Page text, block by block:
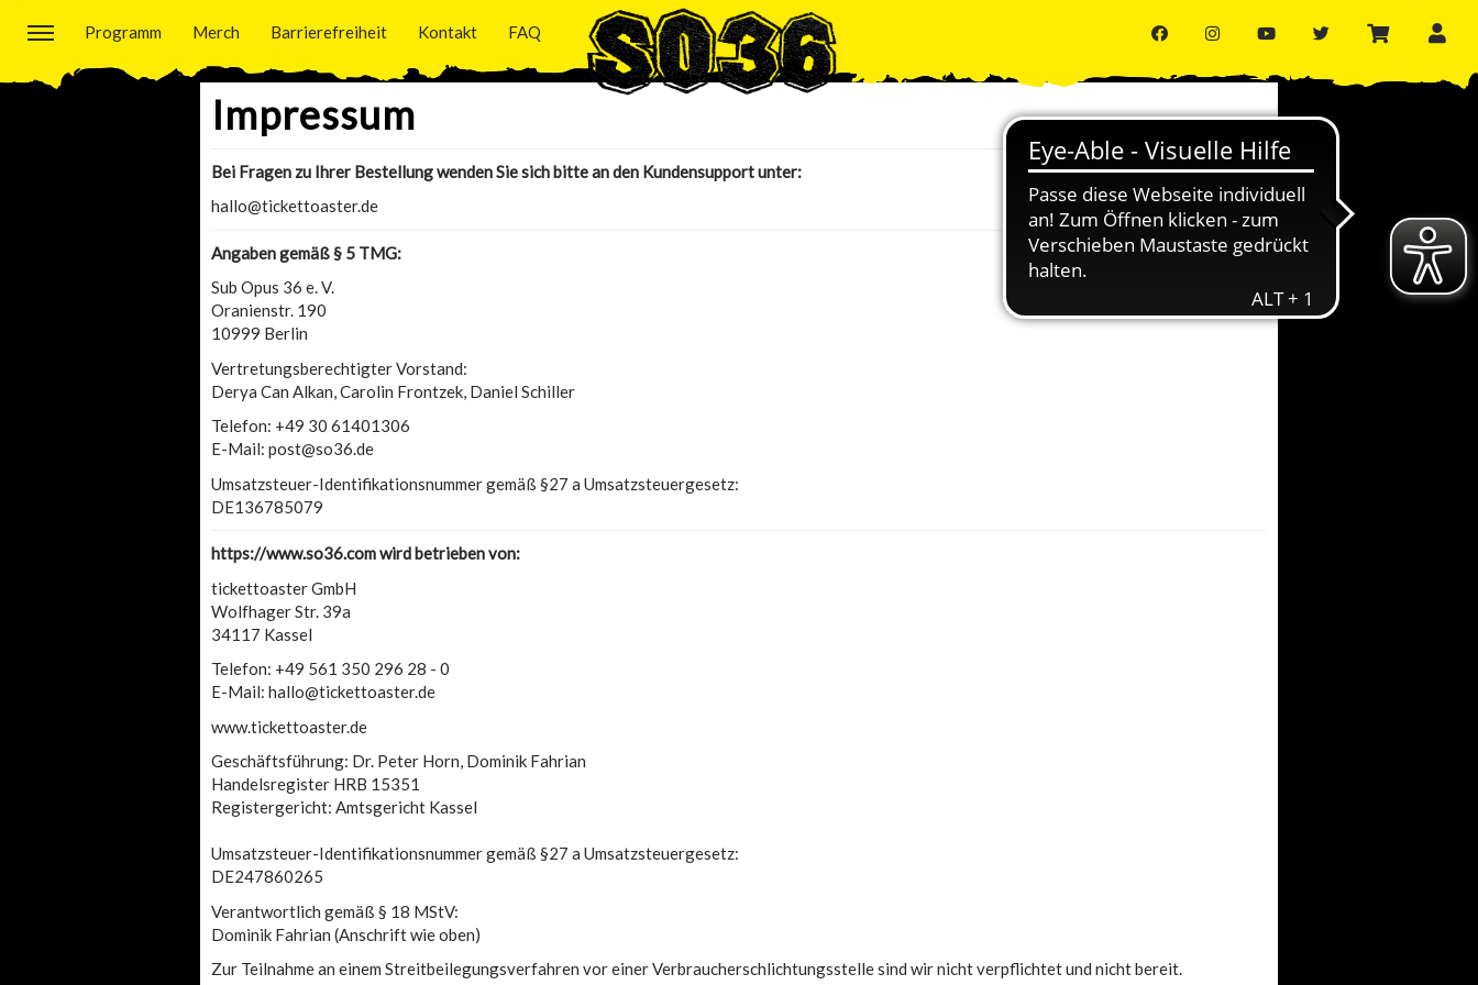
Programm Merch Barrierefreiheit Kontakt FAQ
Impressum
Bei Fragen zu Ihrer Bestellung wenden Sie sich bitte an den Kundensupport unter:
hallo@tickettoaster.de
Angaben gemäß § 5 TMG:
Sub Opus 36 e. V.
Oranienstr. 190
10999 Berlin
Vertretungsberechtigter Vorstand:
Derya Can Alkan, Carolin Frontzek, Daniel Schiller
Telefon: +49 30 61401306
E-Mail: post@so36.de
Umsatzsteuer-Identifikationsnummer gemäß §27 a Umsatzsteuergesetz:
DE136785079
https://www.so36.com wird betrieben von:
tickettoaster GmbH
Wolfhager Str. 39a
34117 Kassel
Telefon: +49 561 350 296 28 - 0
E-Mail: hallo@tickettoaster.de
www.tickettoaster.de
Geschäftsführung: Dr. Peter Horn, Dominik Fahrian
Handelsregister HRB 15351
Registergericht: Amtsgericht Kassel
Umsatzsteuer-Identifikationsnummer gemäß §27 a Umsatzsteuergesetz:
DE247860265
Verantwortlich gemäß § 18 MStV:
Dominik Fahrian (Anschrift wie oben)
Zur Teilnahme an einem Streitbeilegungsverfahren vor einer Verbraucherschlichtungsstelle sind wir nicht verpflichtet und nicht bereit.